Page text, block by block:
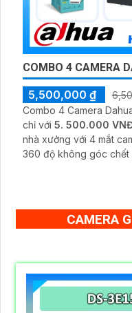
COMBO 4 CAMERA
5,500,000 ₫
Combo 4 Camera
chỉ với 5. 500.000
nhà xưởng với 4 mắt
360 độ không góc chết
CAMERA